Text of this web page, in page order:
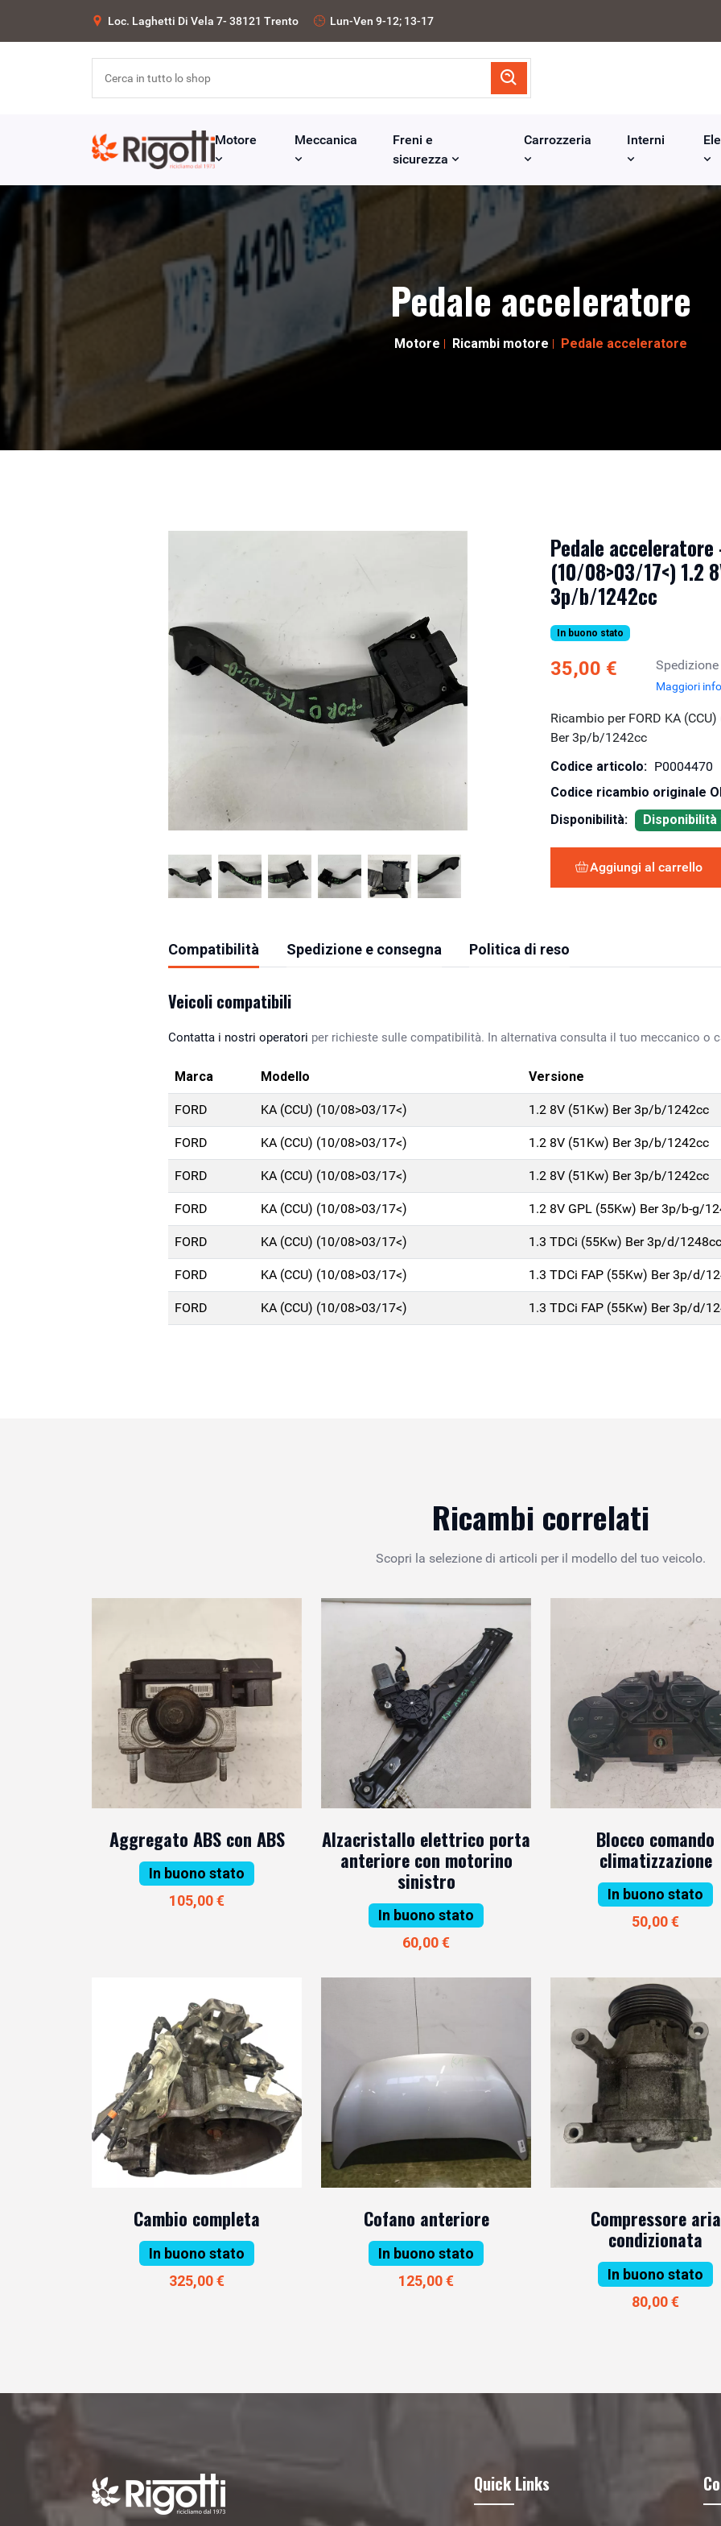
Loc. Laghetti Di Vela 7- 38121 Trento Lun-Ven 9-12; 13-17
Motore Meccanica
Freni e
sicurezza
Carrozzeria Interni
Pedale acceleratore
Motore Ricambi motore Pedale acceleratore
Pedale acceleratore
(10/08>03/17<) 1.2
3p/b/1242cc
In buono stato
35,00 €
Maggiori
Ricambio per FORD KA
Ber 3p/b/1242cc
Codice articolo: P0004470
Codice ricambio originale
Disponibilità:
Aggiungi al carrello
Compatibilità Spedizione e consegna Politica di reso
Veicoli compatibili
Contatta i nostri operatori per richieste sulle compatibilità. In alternativa consulta il tuo meccanico o
Marca Modello Versione
FORD KA (CCU) (10/08>03/17<) 1.2 8V (51Kw) Ber 3p/b/1242cc
FORD KA (CCU) (10/08>03/17<) 1.2 8V (51Kw) Ber 3p/b/1242cc
FORD KA (CCU) (10/08>03/17<) 1.2 8V (51Kw) Ber 3p/b/1242cc
FORD KA (CCU) (10/08>03/17<) 1.2 8V GPL (55Kw) Ber 3p/b-g/
FORD KA (CCU) (10/08>03/17<) 1.3 TDCi (55Kw) Ber 3p/d/1248cc
FORD KA (CCU) (10/08>03/17<) 1.3 TDCi FAP (55Kw) Ber 3p/d/
FORD KA (CCU) (10/08>03/17<) 1.3 TDCi FAP (55Kw) Ber 3p/d/
Ricambi correlati
Scopri la selezione di articoli per il modello del tuo veicolo.
Aggregato ABS con ABS
In buono stato
105,00 €
Alzacristallo elettrico porta
anteriore con motorino
sinistro
In buono stato
60,00 €
Blocco comando
climatizzazione
In buono stato
50,00 €
Cambio completa
In buono stato
325,00 €
Cofano anteriore
In buono stato
125,00 €
Compressore aria
condizionata
In buono stato
80,00 €
Quick Links